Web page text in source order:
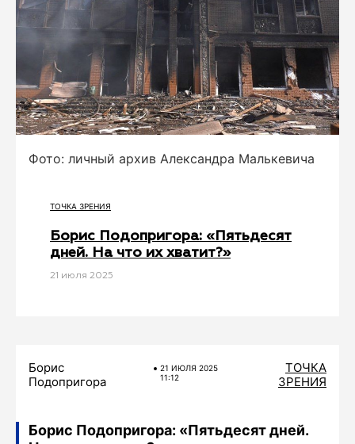
Фото: личный архив Александра Малькевича
ТОЧКА ЗРЕНИЯ
Борис Подопригора: «Пятьдесят
дней. На что их хватит?»
21 июля 2025
Борис
Подопригора
21 ИЮЛЯ 2025
11:12
ТОЧКА
ЗРЕНИЯ
Борис Подопригора: «Пятьдесят дней.